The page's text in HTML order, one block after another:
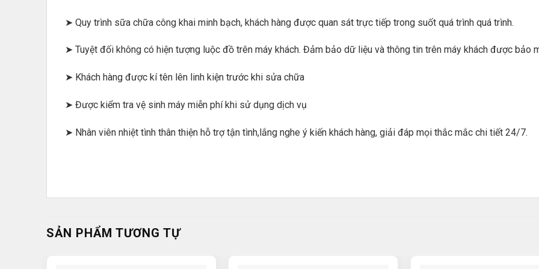
➤ Quy trình sữa chữa công khai minh bạch, khách hàng được quan sát trực tiếp trong suốt quá trình quá trình.
➤ Tuyệt đối không có hiện tượng luộc đồ trên máy khách. Đảm bảo dữ liệu và thông tin trên máy khách được bảo
➤ Khách hàng được kí tên lên linh kiện trước khi sửa chữa
➤ Được kiểm tra vệ sinh máy miễn phí khi sử dụng dịch vụ
➤ Nhân viên nhiệt tình thân thiện hỗ trợ tận tình,lắng nghe ý kiến khách hàng, giải đáp mọi thắc mắc chi tiết 24/7.
SẢN PHẨM TƯƠNG TỰ